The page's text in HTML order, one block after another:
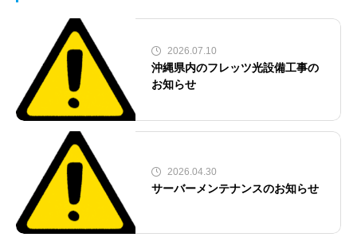
2026.07.10
沖縄県内のフレッツ光設備工事の
お知らせ
2026.04.30
サーバーメンテナンスのお知らせ